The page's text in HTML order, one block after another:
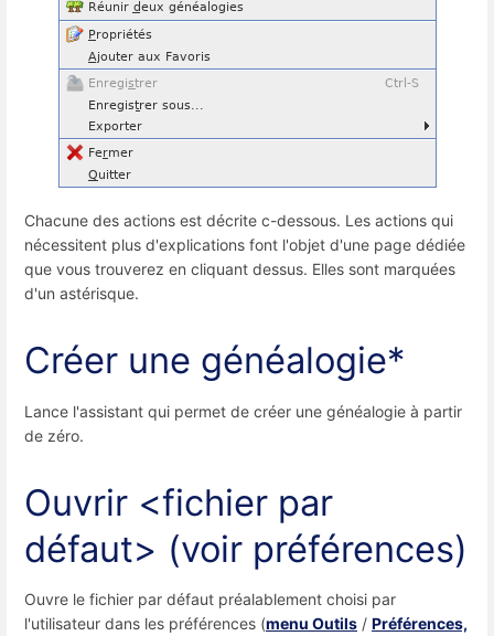
Chacune des actions est décrite c-dessous. Les actions qui
nécessitent plus d'explications font l'objet d'une page dédiée
que vous trouverez en cliquant dessus. Elles sont marquées
d'un astérisque.
Créer une généalogie*
Lance l'assistant qui permet de créer une généalogie à partir
de zéro.
Ouvrir <fichier par
défaut> (voir préférences)
Ouvre le fichier par défaut préalablement choisi par
l'utilisateur dans les préférences (menu Outils / Préférences,